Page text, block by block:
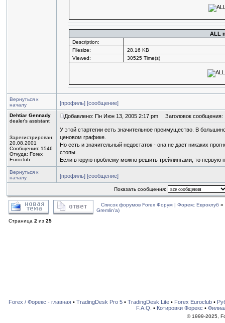
ALL
Description:
Filesize:
28.16 KB
Viewed:
30525 Time(s)
Вернуться к
началу
[профиль] [сообщение]
Dehtiar Gennady
dealer's assistant
Зарегистрирован:
20.08.2001
Сообщения: 1546
Откуда: Forex
Euroclub
Добавлено: Пн Июн 13, 2005 2:17 pm Заголовок сообщения:
У этой стартегии есть значительное преимущество. В
ценовом графике.
Но есть и значительный недостаток - она не дает никаких
стопы.
Если вторую проблему можно решить трейлингами, то первую
Вернуться к
началу
[профиль] [сообщение]
Показать сообщения:
Список форумов Forex Форум | Форекс Евроклуб »
Gremlin'a)
Страница 2 из 25
Forex / Форекс - главная• TradingDesk Pro 5• TradingDesk Lite• Forex Euroclub•
F.A.Q. • Котировки Форекс •
© 1999-2025,